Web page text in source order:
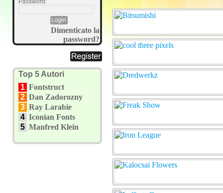
Password:
Dimenticato la
password?
Top 5 Autori
1 Fontstruct
2 Dan Zadorozny
3 Ray Larabie
4 Iconian Fonts
5 Manfred Klein